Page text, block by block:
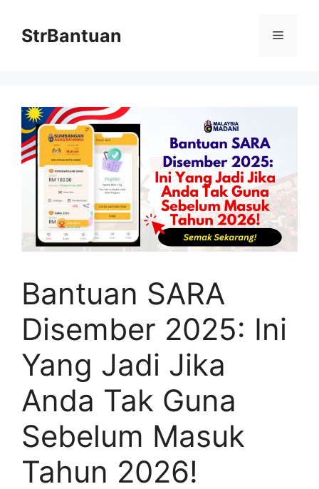
contentStrBantuan Menu
Bantuan SARA
Disember 2025: Ini
Yang Jadi Jika
Anda Tak Guna
Sebelum Masuk
Tahun 2026!